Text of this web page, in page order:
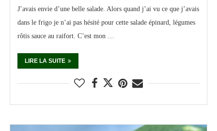
J’avais envie d’une belle salade. Alors quand j’ai vu ce que j’avais
dans le frigo je n’ai pas hésité pour cette salade épinard, légumes
rôtis sauce au raifort. C’est mon …
LIRE LA SUITE